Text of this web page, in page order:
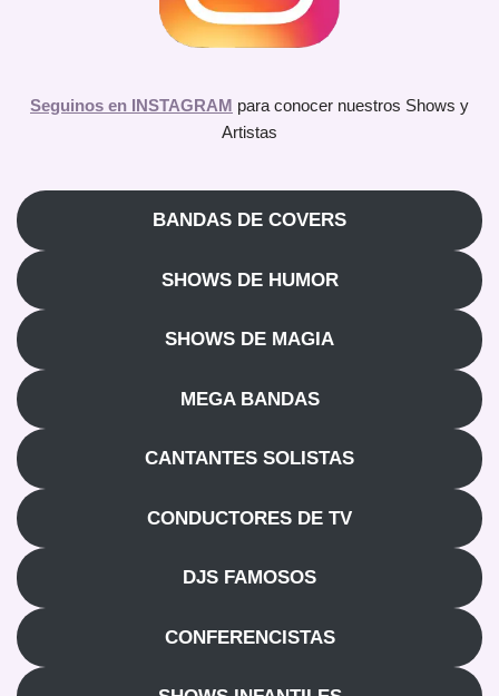
Seguinos en INSTAGRAM para conocer nuestros Shows y
Artistas
BANDAS DE COVERS
SHOWS DE HUMOR
SHOWS DE MAGIA
MEGA BANDAS
CANTANTES SOLISTAS
CONDUCTORES DE TV
DJS FAMOSOS
CONFERENCISTAS